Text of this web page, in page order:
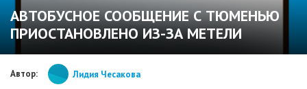
АВТОБУСНОЕ СООБЩЕНИЕ С ТЮМЕНЬЮ
ПРИОСТАНОВЛЕНО ИЗ-ЗА МЕТЕЛИ
Автор: Лидия Чесакова